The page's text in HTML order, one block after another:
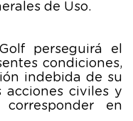
de Uso.
perseguirá el
condiciones,
indebida de su
acciones civiles y
en